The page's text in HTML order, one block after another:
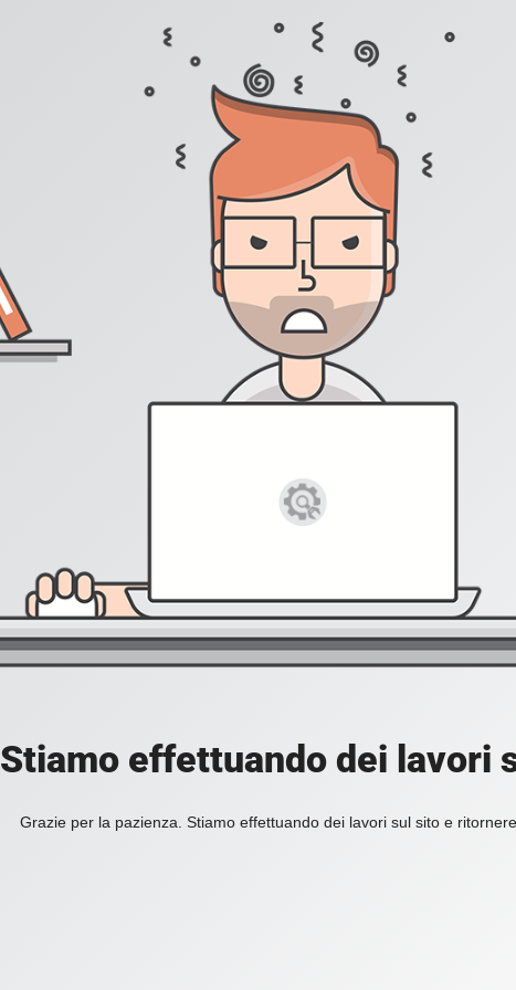
Stiamo effettuando dei lavori
Grazie per la pazienza. Stiamo effettuando dei lavori sul sito e